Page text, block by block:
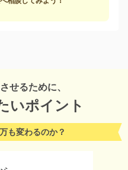
せるために、
いポイント
も変わるのか？